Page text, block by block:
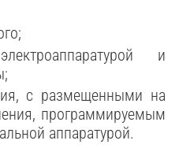
и
с размещенными на
программируемым
аппаратурой.